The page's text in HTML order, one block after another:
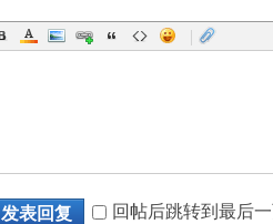
|
发表回复 回帖后跳转到最后